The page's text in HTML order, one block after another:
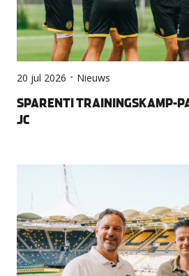
20 jul 2026 - Nieuws
SPARENTI TRAININGSKAMP-
JC